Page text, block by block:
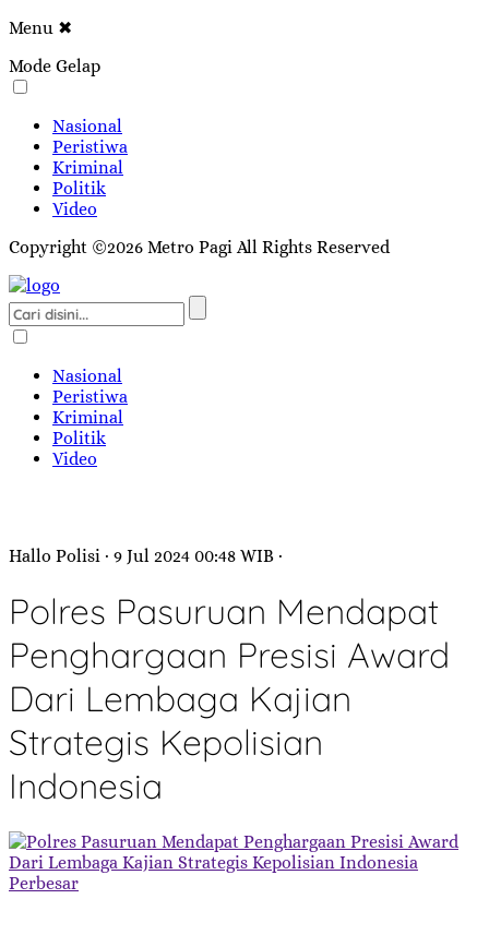
Menu ✖
Mode Gelap
Nasional
Peristiwa
Kriminal
Politik
Video
Copyright ©2026 Metro Pagi All Rights Reserved
Nasional
Peristiwa
Kriminal
Politik
Video
Hallo Polisi · 9 Jul 2024 00:48 WIB ·
Polres Pasuruan Mendapat
Penghargaan Presisi Award
Dari Lembaga Kajian
Strategis Kepolisian
Indonesia
Perbesar